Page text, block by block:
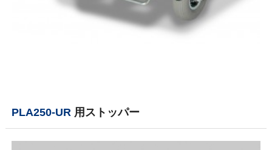
PLA250-UR用ストッパー